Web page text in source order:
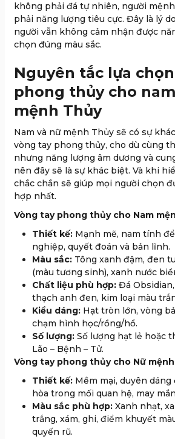
không phải đá tự nhiên, người
phải năng lượng tiêu cực. Đây là lý
người vẫn không cảm nhận được
chọn đúng màu sắc.
Nguyên tắc lựa
phong thủy cho
mệnh Thủy
Nam và nữ mệnh Thủy sẽ có sự
vòng tay phong thủy, cho dù cùng
nhưng năng lượng âm dương và
nên đây sẽ là sự khác biệt. Và khi
chắc chắn sẽ giúp mọi người chọn
hợp nhất.
Vòng tay phong thủy cho Nam
Thiết kế: Mạnh mẽ, nam tính
nghiệp, quyết đoán và bản lĩnh.
Màu sắc: Tông xanh đậm, đen
(màu tương sinh), xanh nước
Chất liệu phù hợp: Đá
thạch anh đen, kim loại màu
Kiểu dáng: Hạt tròn lớn, vòng
chạm hình học/rồng/hổ.
Số lượng: Số lượng hạt lẻ hoặc
Lão – Bệnh – Tử.
Vòng tay phong thủy cho Nữ
Thiết kế: Mềm mại, duyên
hòa trong mối quan hệ, may
Màu sắc phù hợp: Xanh nhạt,
trắng, xám, ghi, điểm khuyết
quyến rũ.